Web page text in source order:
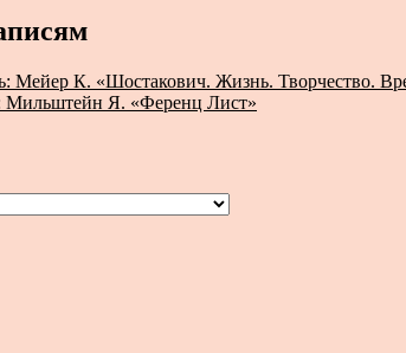
Мейер К. «Шостакович. Жизнь. Творчество.
Мильштейн Я. «Ференц Лист»